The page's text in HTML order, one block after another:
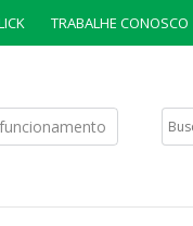
TRABALHE CONOSCO